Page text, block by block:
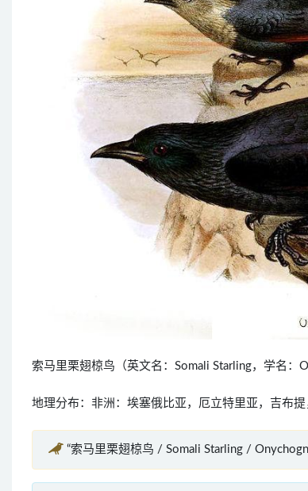
索马里栗翅椋鸟（英文名：Somali Starling，学名：
地理分布：非洲：埃塞俄比亚，厄立特里亚，吉布
“索马里栗翅椋鸟 / Somali Starling /